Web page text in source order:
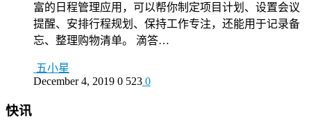
富的日程管理应用，可以帮你制定项目计划、设置会议
提醒、安排行程规划、保持工作专注，还能用于记录备
忘、整理购物清单。 滴答…
五小星
December 4, 2019 0 523 0
快讯